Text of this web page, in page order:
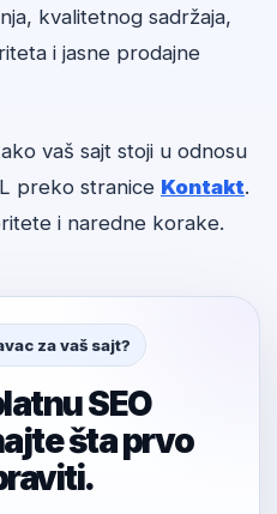
kvalitetnog sadržaja,
i jasne prodajne
vaš sajt stoji u odnosu
preko stranice Kontakt.
i naredne korake.
za vaš sajt?
SEO
šta prvo